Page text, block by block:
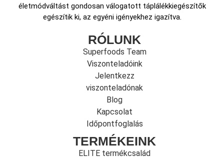
életmódváltást gondosan válogatott táplálékkiegészítők
egészítik ki, az egyéni igényekhez igazítva.
RÓLUNK
Superfoods Team
Viszonteladóink
Jelentkezz
viszonteladónak
Blog
Kapcsolat
Időpontfoglalás
TERMÉKEINK
ELITE termékcsalád